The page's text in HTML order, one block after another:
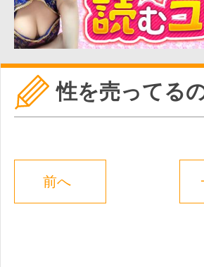
性を売ってる
前へ